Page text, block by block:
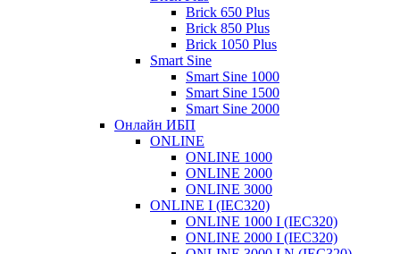
Brick 650 Plus
Brick 850 Plus
Brick 1050 Plus
Smart Sine
Smart Sine 1000
Smart Sine 1500
Smart Sine 2000
Онлайн ИБП
ONLINE
ONLINE 1000
ONLINE 2000
ONLINE 3000
ONLINE I (IEC320)
ONLINE 1000 I (IEC320)
ONLINE 2000 I (IEC320)